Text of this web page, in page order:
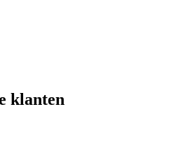
klanten